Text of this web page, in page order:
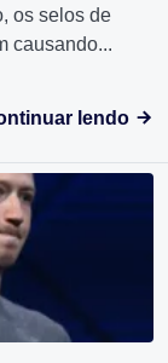
os selos de
causando...
lendo